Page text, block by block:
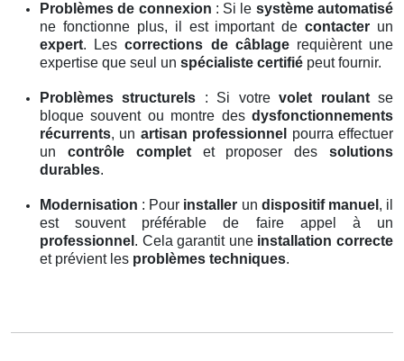
Problèmes de connexion : Si le système automatisé
ne fonctionne plus, il est important decontacter un
expert. Lescorrections de câblagerequièrent une
expertise que seul un spécialiste certifié peut fournir.
Problèmes structurels : Si votrevolet roulantse
bloque souvent ou montre des dysfonctionnements
récurrents, un artisan professionnel
pourra effectuer
un contrôle completet proposer dessolutions
durables.
Modernisation : Pour installer un dispositif manuel , il
est souvent préférable de faire appel à un
professionnel . Cela garantit une installation correcte
et prévient les problèmes techniques.